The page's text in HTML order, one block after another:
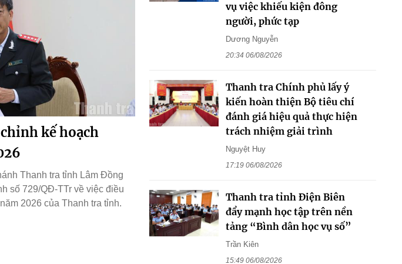
kế hoạch
Thanh tra tỉnh Lâm Đồng
số 729/QĐ-TTr về việc điều
2026 của Thanh tra tỉnh.
vụ việc khiếu kiện đông
người, phức tạp
Dương Nguyễn
20:34 06/08/2026
Thanh tra Chính phủ lấy ý
kiến hoàn thiện Bộ tiêu chí
đánh giá hiệu quả thực hiện
trách nhiệm giải trình
Nguyệt Huy
17:19 06/08/2026
Thanh tra tỉnh Điện Biên
đẩy mạnh học tập trên nền
tảng “Bình dân học vụ số”
Trần Kiên
15:49 06/08/2026